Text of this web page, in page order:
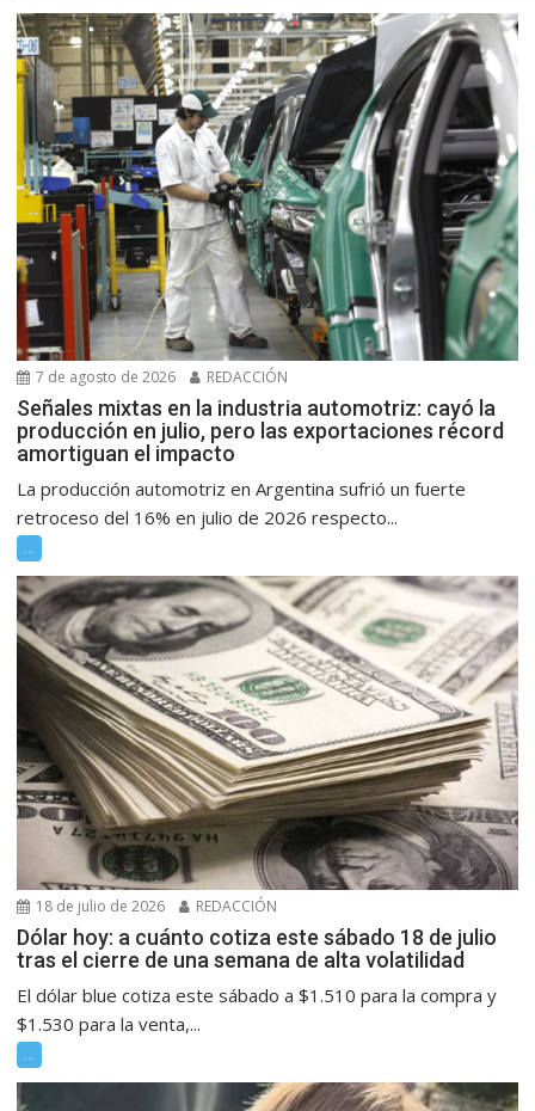
7 de agosto de 2026 REDACCIÓN
Señales mixtas en la industria automotriz: cayó la
producción en julio, pero las exportaciones récord
amortiguan el impacto
La producción automotriz en Argentina sufrió un fuerte
retroceso del 16% en julio de 2026 respecto...
18 de julio de 2026 REDACCIÓN
Dólar hoy: a cuánto cotiza este sábado 18 de julio
tras el cierre de una semana de alta volatilidad
El dólar blue cotiza este sábado a $1.510 para la compra y
$1.530 para la venta,...
...